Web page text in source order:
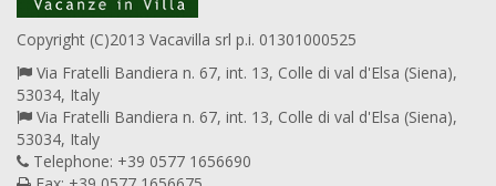
Copyright (C)2013 Vacavilla srl p.i. 01301000525
Via Fratelli Bandiera n. 67, int. 13, Colle di val d'Elsa (Siena),
53034, Italy
Via Fratelli Bandiera n. 67, int. 13, Colle di val d'Elsa (Siena),
53034, Italy
Telephone: +39 0577 1656690